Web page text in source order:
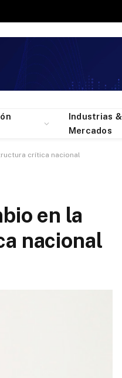
Industrias &
Mercados
crítica nacional
en la
nacional